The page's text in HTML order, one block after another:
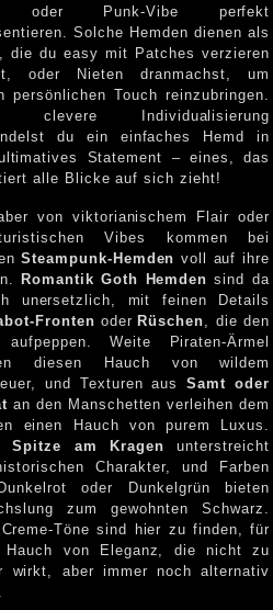
Punk-Vibe perfekt
Solche Hemden dienen als
die du easy mit Patches verzieren
oder Nieten dranmachst, um
clevere Individualisierung
du ein einfaches Hemd in
Statement – eines, das
alle Blicke auf sich zieht!
von viktorianischem Flair oder
Vibes kommen bei
Steampunk-Hemden voll auf ihre
Romantik Goth Hemden sind da
unersetzlich, mit feinen Details
Fronten oderRüschen , die den
aufpeppen. Weite Piraten-Ärmel
von wildem
und Texturen ausSamt oder
an den Manschetten verleihen dem
einen Hauch von purem Luxus.
Spitze am Kragen unterstreicht
Charakter, und Farben
oder Dunkelgrün bieten
zum gewohnten Schwarz.
Töne sind hier zu finden, für
Hauch von Eleganz, die nicht zu
wirkt, aber immer noch alternativ